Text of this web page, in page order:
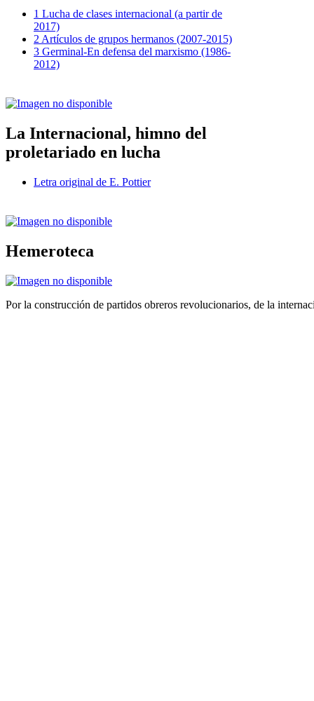
1 Lucha de clases internacional (a partir de
2017)
2 Artículos de grupos hermanos (2007-2015)
3 Germinal-En defensa del marxismo (1986-
2012)
La Internacional, himno del
proletariado en lucha
Letra original de E. Pottier
Hemeroteca
Por la construcción de partidos obreros revolucionarios, de la